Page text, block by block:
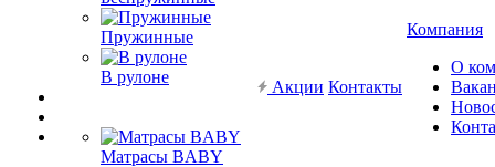
Пружинные
В рулоне
Матрасы BABY
Акции Контакты
Компания
О